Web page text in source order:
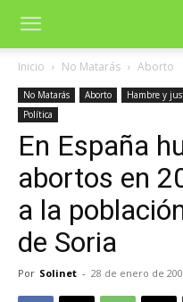
Inicio No Matarás Aborto
No Matarás Aborto Hambre y
Política
En España
abortos en
a la
de Soria
Por Solinet - 28 de enero de